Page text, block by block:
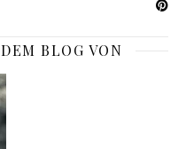
BLOG VON